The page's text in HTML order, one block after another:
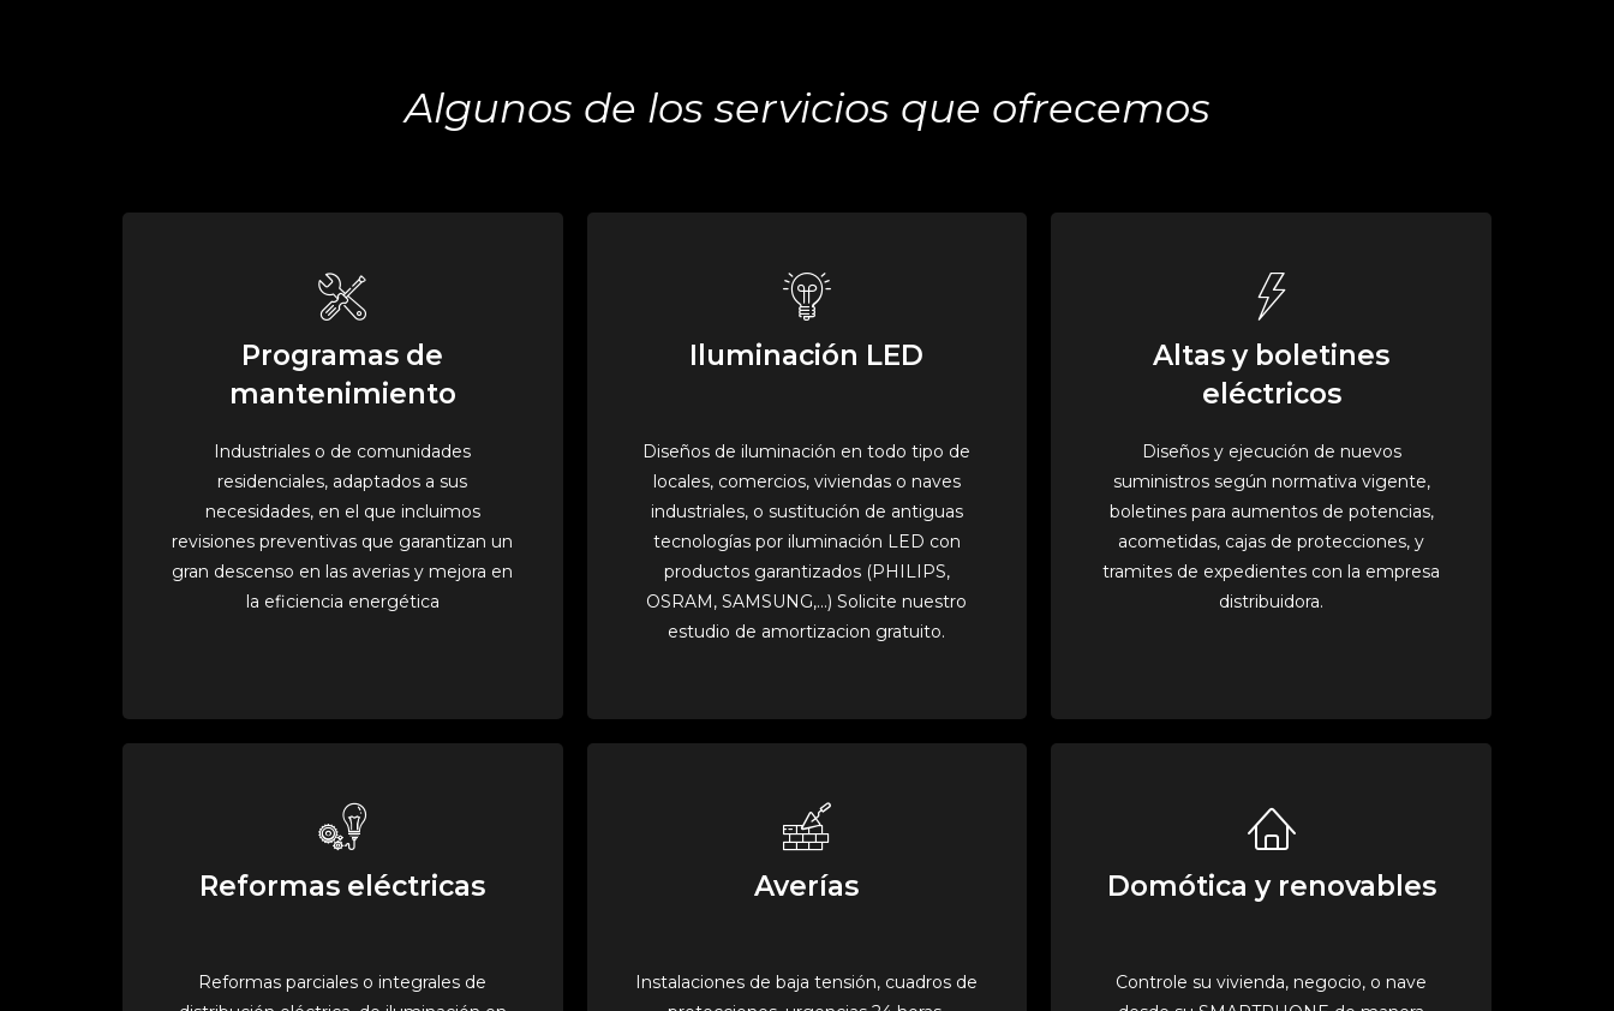
Algunos de los servicios que ofrecemos
Programas de
mantenimiento
Industriales o de comunidades
residenciales, adaptados a sus
necesidades, en el que incluimos
revisiones preventivas que garantizan un
gran descenso en las averias y mejora en
la eficiencia energética
Iluminación LED
Diseños de iluminación en todo tipo de
locales, comercios, viviendas o naves
industriales, o sustitución de antiguas
tecnologías por iluminación LED con
productos garantizados (PHILIPS,
OSRAM, SAMSUNG,...) Solicite nuestro
estudio de amortizacion gratuito.
Altas y boletines
eléctricos
Diseños y ejecución de nuevos
suministros según normativa vigente,
boletines para aumentos de potencias,
acometidas, cajas de protecciones, y
tramites de expedientes con la empresa
distribuidora.
Reformas eléctricas
Reformas parciales o integrales de
Averías
Instalaciones de baja tensión, cuadros de
Domótica y renovables
Controle su vivienda, negocio, o nave